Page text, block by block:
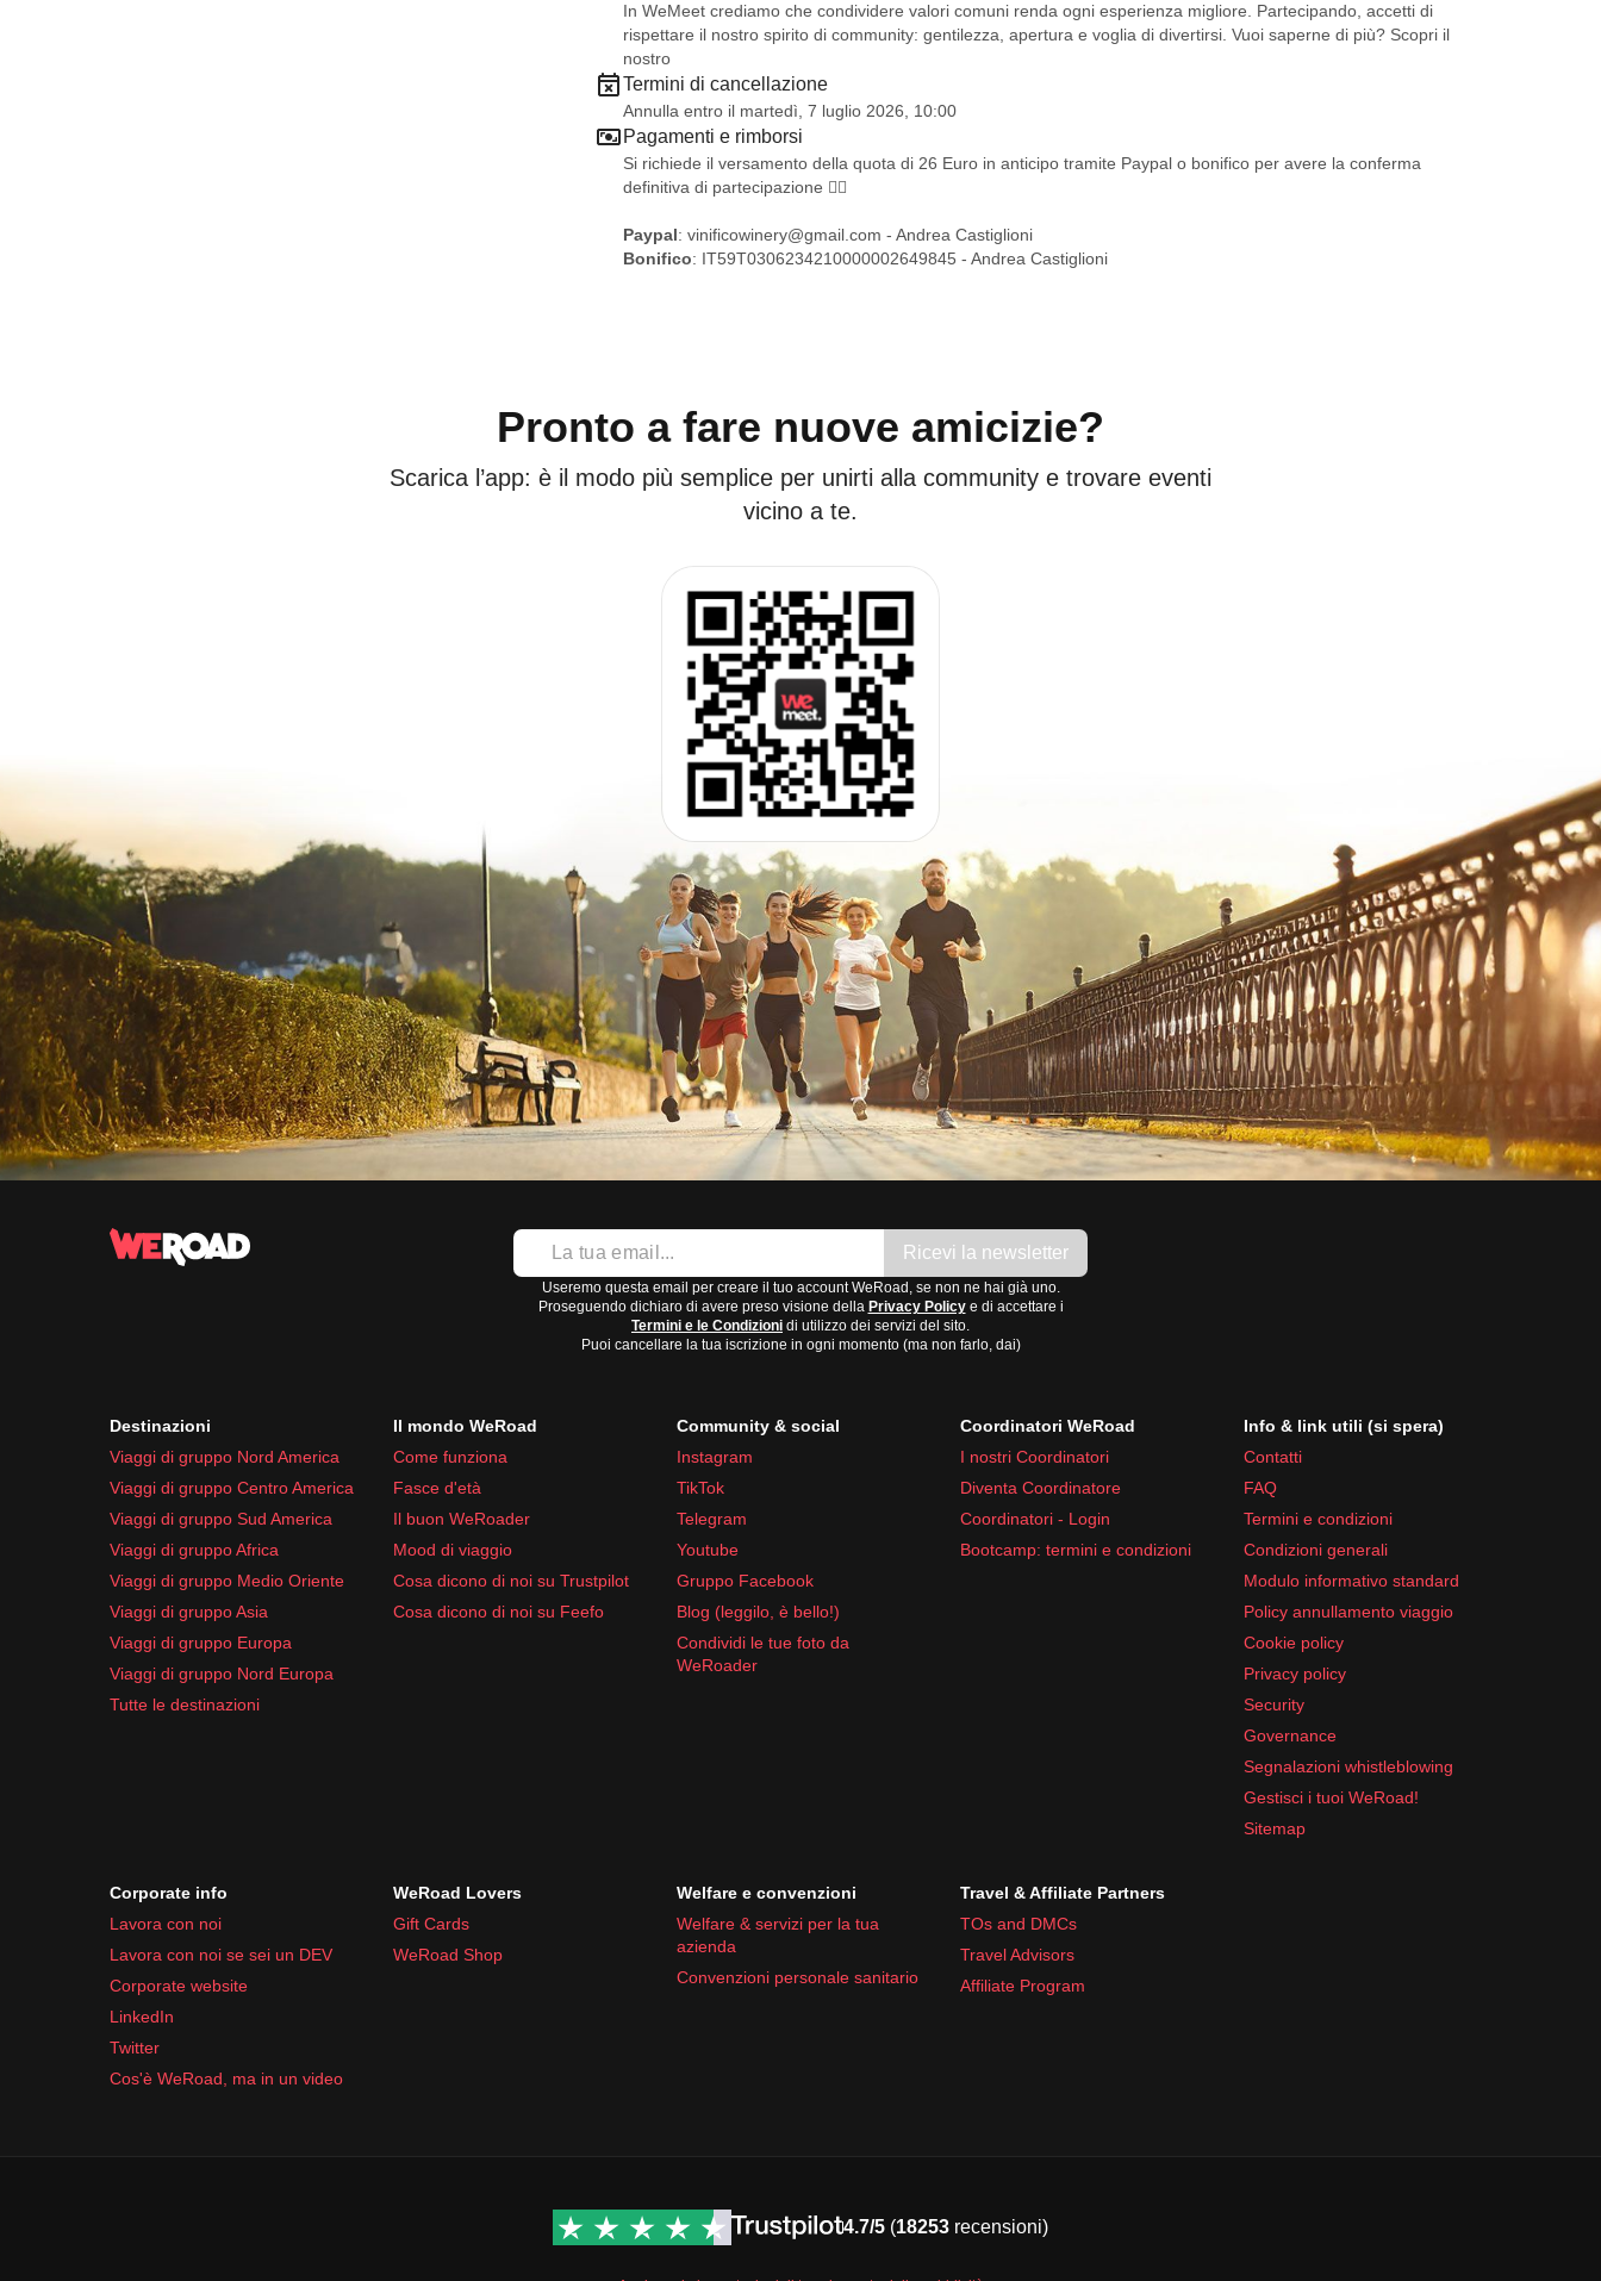
In WeMeet crediamo che condividere valori comuni renda ogni esperienza migliore. Partecipando, accetti di
rispettare il nostro spirito di community: gentilezza, apertura e voglia di divertirsi. Vuoi saperne di più? Scopri il
nostro
Termini di cancellazione
Annulla entro il martedì, 7 luglio 2026, 10:00
Pagamenti e rimborsi
Si richiede il versamento della quota di 26 Euro in anticipo tramite Paypal o bonifico per avere la conferma
definitiva di partecipazione ✌🏽
Paypal: vinificowinery@gmail.com - Andrea Castiglioni
Bonifico: IT59T0306234210000002649845 - Andrea Castiglioni
Pronto a fare nuove amicizie?
Scarica l’app: è il modo più semplice per unirti alla community e trovare eventi
vicino a te.
Ricevi la newsletter
Useremo questa email per creare il tuo account WeRoad, se non ne hai già uno.
Proseguendo dichiaro di avere preso visione della Privacy Policye di accettare i
Termini e le Condizioni di utilizzo dei servizi del sito.
Puoi cancellare la tua iscrizione in ogni momento (ma non farlo, dai)
Destinazioni
Viaggi di gruppo Nord America
Viaggi di gruppo Centro America
Viaggi di gruppo Sud America
Viaggi di gruppo Africa
Viaggi di gruppo Medio Oriente
Viaggi di gruppo Asia
Viaggi di gruppo Europa
Viaggi di gruppo Nord Europa
Tutte le destinazioni
Il mondo WeRoad
Come funziona
Fasce d'età
Il buon WeRoader
Mood di viaggio
Cosa dicono di noi su Trustpilot
Cosa dicono di noi su Feefo
Community & social
Instagram
TikTok
Telegram
Youtube
Gruppo Facebook
Blog (leggilo, è bello!)
Condividi le tue foto da
WeRoader
Coordinatori WeRoad
I nostri Coordinatori
Diventa Coordinatore
Coordinatori - Login
Bootcamp: termini e condizioni
Info & link utili (si spera)
Contatti
FAQ
Termini e condizioni
Condizioni generali
Modulo informativo standard
Policy annullamento viaggio
Cookie policy
Privacy policy
Security
Governance
Segnalazioni whistleblowing
Gestisci i tuoi WeRoad!
Sitemap
Corporate info
Lavora con noi
Lavora con noi se sei un DEV
Corporate website
LinkedIn
Twitter
Cos'è WeRoad, ma in un video
WeRoad Lovers
Gift Cards
WeRoad Shop
Welfare e convenzioni
Welfare & servizi per la tua
azienda
Convenzioni personale sanitario
Travel & Affiliate Partners
TOs and DMCs
Travel Advisors
Affiliate Program
4.7/5 (18253 recensioni)